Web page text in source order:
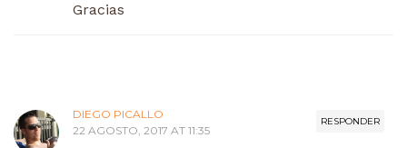
Gracias
RESPONDER
DIEGO PICALLO
22 AGOSTO, 2017 AT 11:35